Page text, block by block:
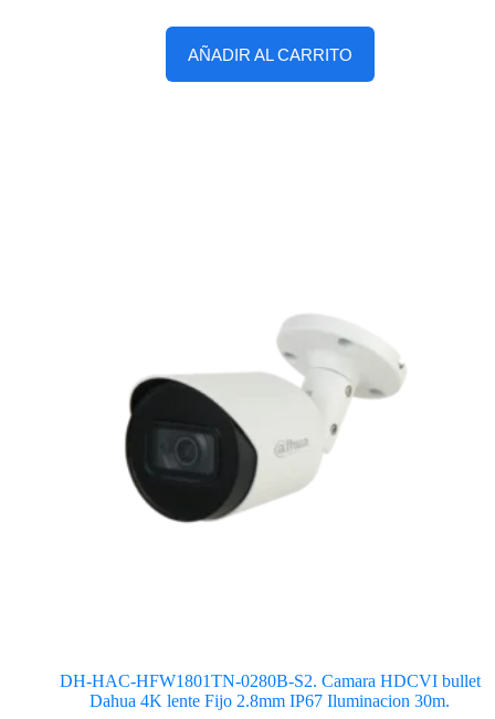
AÑADIR AL CARRITO
DH-HAC-HFW1801TN-0280B-S2. Camara HDCVI bullet
Dahua 4K lente Fijo 2.8mm IP67 Iluminacion 30m.